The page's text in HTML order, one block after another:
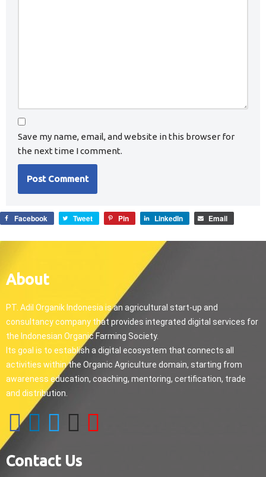
Save my name, email, and website in this browser for
the next time I comment.
Facebook Tweet Pin LinkedIn Email
About
PT. Adil Organik Indonesia is an agricultural start-up and
consultancy company that provides integrated digital services for
the Indonesian Organic Farming Society.
Its goal is to establish a digital ecosystem that connects all
activities within the Organic Agriculture domain, starting from
awareness education, coaching, mentoring, certification, trade
and distribution.
Contact Us